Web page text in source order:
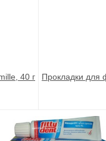
40 г Прокладки для